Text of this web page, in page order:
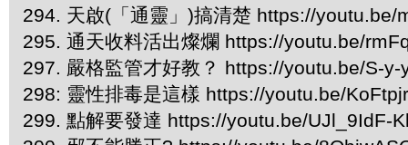
294. 天啟(「通靈」)搞清楚 https://youtu.be/
295. 通天收料活出燦爛 https://youtu.be/
297. 嚴格監管才好教？ https://youtu.be/S-y-
298: 靈性排毒是這樣 https://youtu.be/
299. 點解要發達 https://youtu.be/UJl_9IdF-